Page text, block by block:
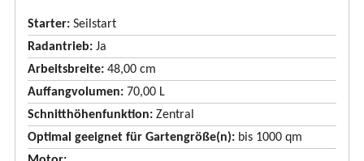
u
s
b
l
e
n
d
Starter: Seilstart
Radantrieb: Ja
Arbeitsbreite: 48,00 cm
Auffangvolumen: 70,00 L
Schnitthöhenfunktion: Zentral
Optimal geeignet für Gartengröße(n): bis 1000 qm